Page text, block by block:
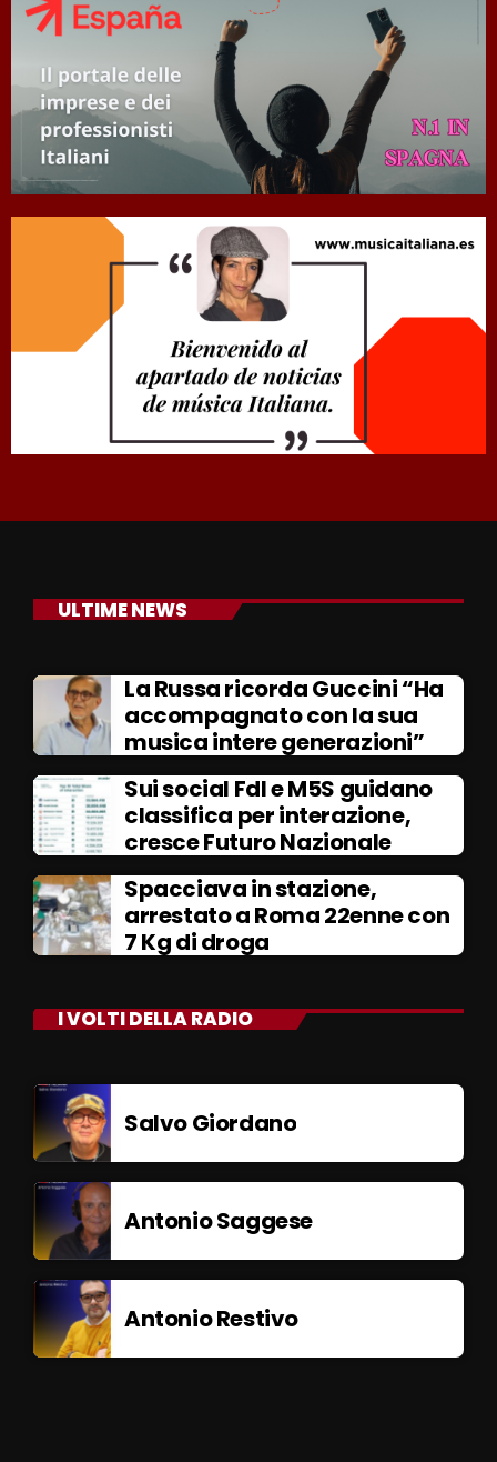
ULTIME NEWS
La Russa ricorda Guccini “Ha
accompagnato con la sua
musica intere generazioni”
Sui social FdI e M5S guidano
classifica per interazione,
cresce Futuro Nazionale
Spacciava in stazione,
arrestato a Roma 22enne con
7 Kg di droga
I VOLTI DELLA RADIO
Salvo Giordano
Antonio Saggese
Antonio Restivo